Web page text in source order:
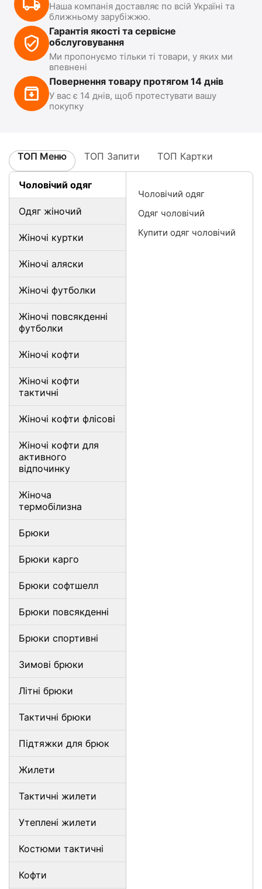
Наша компанія доставляє по всій Україні та
ближньому зарубіжжю.
Гарантія якості та сервісне
обслуговування
Ми пропонуємо тільки ті товари, у яких ми
впевнені
Повернення товару протягом 14 днів
У вас є 14 днів, щоб протестувати вашу
покупку
ТОП Меню ТОП Запити ТОП Картки
Чоловічий одяг
Одяг жіночий
Жіночі куртки
Жіночі аляски
Жіночі футболки
Жіночі повсякденні
футболки
Жіночі кофти
Жіночі кофти
тактичні
Жіночі кофти флісові
Жіночі кофти для
активного
відпочинку
Жіноча
термобілизна
Брюки
Брюки карго
Брюки софтшелл
Брюки повсякденні
Брюки спортивні
Зимові брюки
Літні брюки
Тактичні брюки
Підтяжки для брюк
Жилети
Тактичні жилети
Утеплені жилети
Костюми тактичні
Кофти
Чоловічий одяг
Одяг чоловічий
Купити одяг чоловічий